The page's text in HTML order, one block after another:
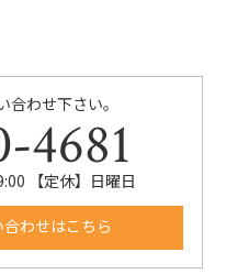
わせ下さい。
4681
【定休】日曜日
わせはこちら